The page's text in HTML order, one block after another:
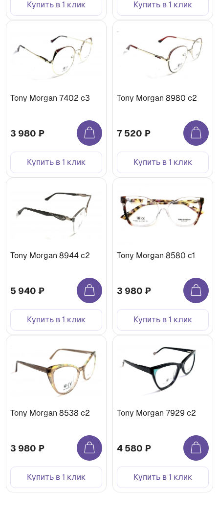
Купить в 1 клик Купить в 1 клик
Tony Morgan 7402 c3
3 980 ₽
Купить в 1 клик
Tony Morgan 8980 c2
7 520 ₽
Купить в 1 клик
Tony Morgan 8944 c2
5 940 ₽
Купить в 1 клик
Tony Morgan 8580 c1
3 980 ₽
Купить в 1 клик
Tony Morgan 8538 c2
3 980 ₽
Купить в 1 клик
Tony Morgan 7929 c2
4 580 ₽
Купить в 1 клик